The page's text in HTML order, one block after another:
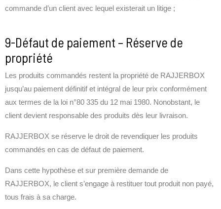
commande d’un client avec lequel existerait un litige ;
9-Défaut de paiement – Réserve de
propriété
Les produits commandés restent la propriété de RAJJERBOX
jusqu’au paiement définitif et intégral de leur prix conformément
aux termes de la loi n°80 335 du 12 mai 1980. Nonobstant, le
client devient responsable des produits dès leur livraison.
RAJJERBOX se réserve le droit de revendiquer les produits
commandés en cas de défaut de paiement.
Dans cette hypothèse et sur première demande de
RAJJERBOX, le client s’engage à restituer tout produit non payé,
tous frais à sa charge.